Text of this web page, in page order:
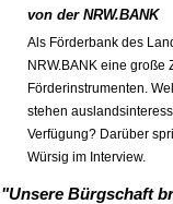
von der NRW.BANK
Als Förderbank des
NRW.BANK eine große
Förderinstrumenten.
stehen
Verfügung? Darüber
Würsig im Interview.
"Unsere Bürgschaft